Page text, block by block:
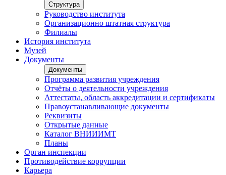
Структура
Руководство института
Организационно штатная структура
Филиалы
История института
Музей
Документы
Документы
Программа развития учреждения
Отчёты о деятельности учреждения
Аттестаты, область аккредитации и сертификаты
Правоустанавливающие документы
Реквизиты
Открытые данные
Каталог ВНИИИМТ
Планы
Орган инспекции
Противодействие коррупции
Карьера